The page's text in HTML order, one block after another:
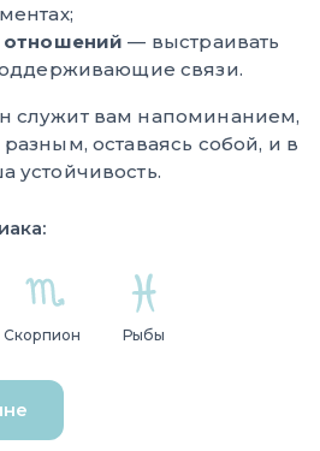
отношений — выстраивать
связи.
служит вам напоминанием,
оставаясь собой, и в
устойчивость.
Скорпион Рыбы